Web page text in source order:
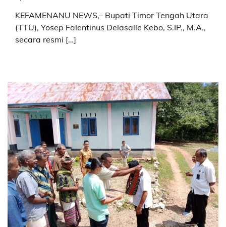
KEFAMENANU NEWS,– Bupati Timor Tengah Utara
(TTU), Yosep Falentinus Delasalle Kebo, S.IP., M.A.,
secara resmi […]